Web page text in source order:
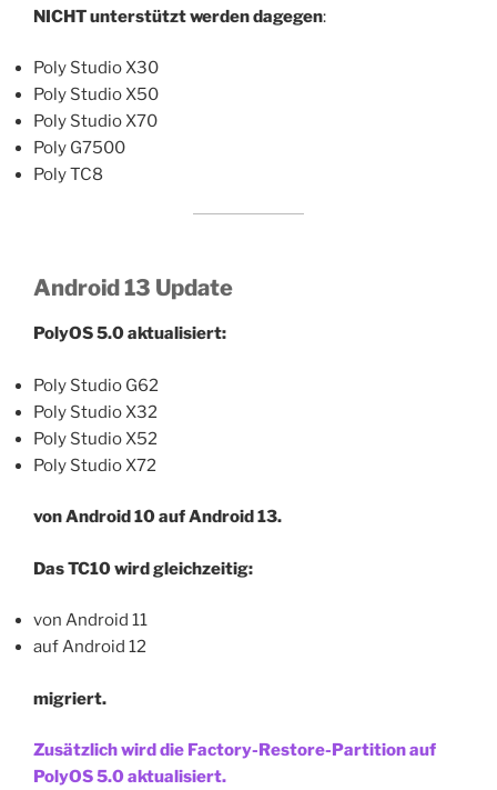
NICHT unterstützt werden dagegen:
Poly Studio X30
Poly Studio X50
Poly Studio X70
Poly G7500
Poly TC8
Android 13 Update
PolyOS 5.0 aktualisiert:
Poly Studio G62
Poly Studio X32
Poly Studio X52
Poly Studio X72
von Android 10 auf Android 13.
Das TC10 wird gleichzeitig:
von Android 11
auf Android 12
migriert.
Zusätzlich wird die Factory-Restore-Partition auf
PolyOS 5.0 aktualisiert.